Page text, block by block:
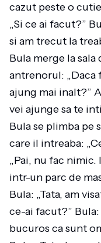
cazut peste o
„Si ce ai facut?”
si am trecut la
Bula merge la
antrenorul: „Daca
ajung mai inalt?”
vei ajunge sa te
Bula se plimba pe
care il intreaba:
„Pai, nu fac nimic.
intr-un parc de
Bula: „Tata, am
ce-ai facut?”
bucuros ca sunt